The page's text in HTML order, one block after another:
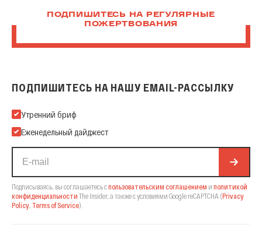
ПОДПИШИТЕСЬ НА РЕГУЛЯРНЫЕ
ПОЖЕРТВОВАНИЯ
ПОДПИШИТЕСЬ НА НАШУ EMAIL-РАССЫЛКУ
Подпишитесь на нашу Email-рассылку
Утренний бриф
Еженедельный дайджест
Подписываясь, вы соглашаетесь спользовательским соглашением и политикой
конфиденциальности The Insider, а также с условиями Google reCAPTCHA (Privacy
Policy, Terms of Service).